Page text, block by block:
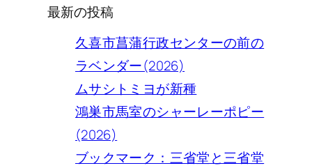
最新の投稿
久喜市菖蒲行政センターの前の
ラベンダー(2026)
ムサシトミヨが新種
鴻巣市馬室のシャーレーポピー
(2026)
ブックマーク：三省堂と三省堂